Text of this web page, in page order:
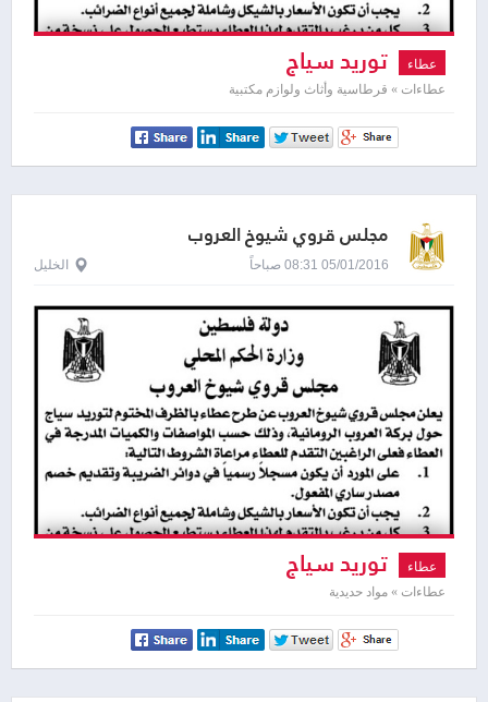
عطاء توريد سياج
عطاءات » قرطاسية وأثاث ولوازم مكتبية
مجلس قروي شيوخ العروب
05/01/2016 08:31 صباحاً الخليل
عطاء توريد سياج
عطاءات » مواد حديدية